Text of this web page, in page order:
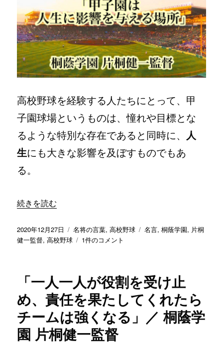
や
ら
せ
て
あ
げ
る
が
一
番」
／
蔭
監
督
高校野球を経験する人たちにとって、甲
子園球場というものは、憧れや目標とな
るような特別な存在であると同時に、 人
生にも大きな影響を及ぼすものでもあ
る。
“「甲子園は人生に影響を与える場所」／ 桐蔭学園 片桐
続きを読む
投
稿
2020年12月27日
カ
テ
名将の言葉,高校野球
タ
名言,桐蔭学園, 片桐
健一監督,高校野球
「甲
人
生
に
影
響
を
1件のコメント
「一人一人が役割を受け止
め、責任を果たしてくれたら
チームは強くなる」／ 桐蔭学
園 片桐健一監督